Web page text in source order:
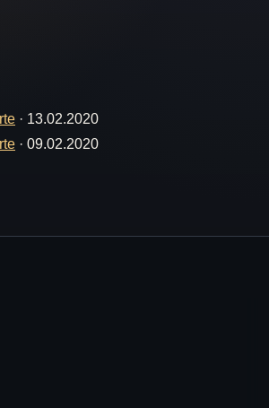
· 13.02.2020
· 09.02.2020